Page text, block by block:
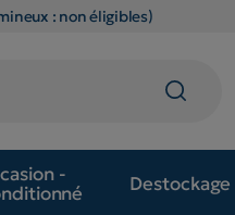
: non éligibles)
-
Destockage